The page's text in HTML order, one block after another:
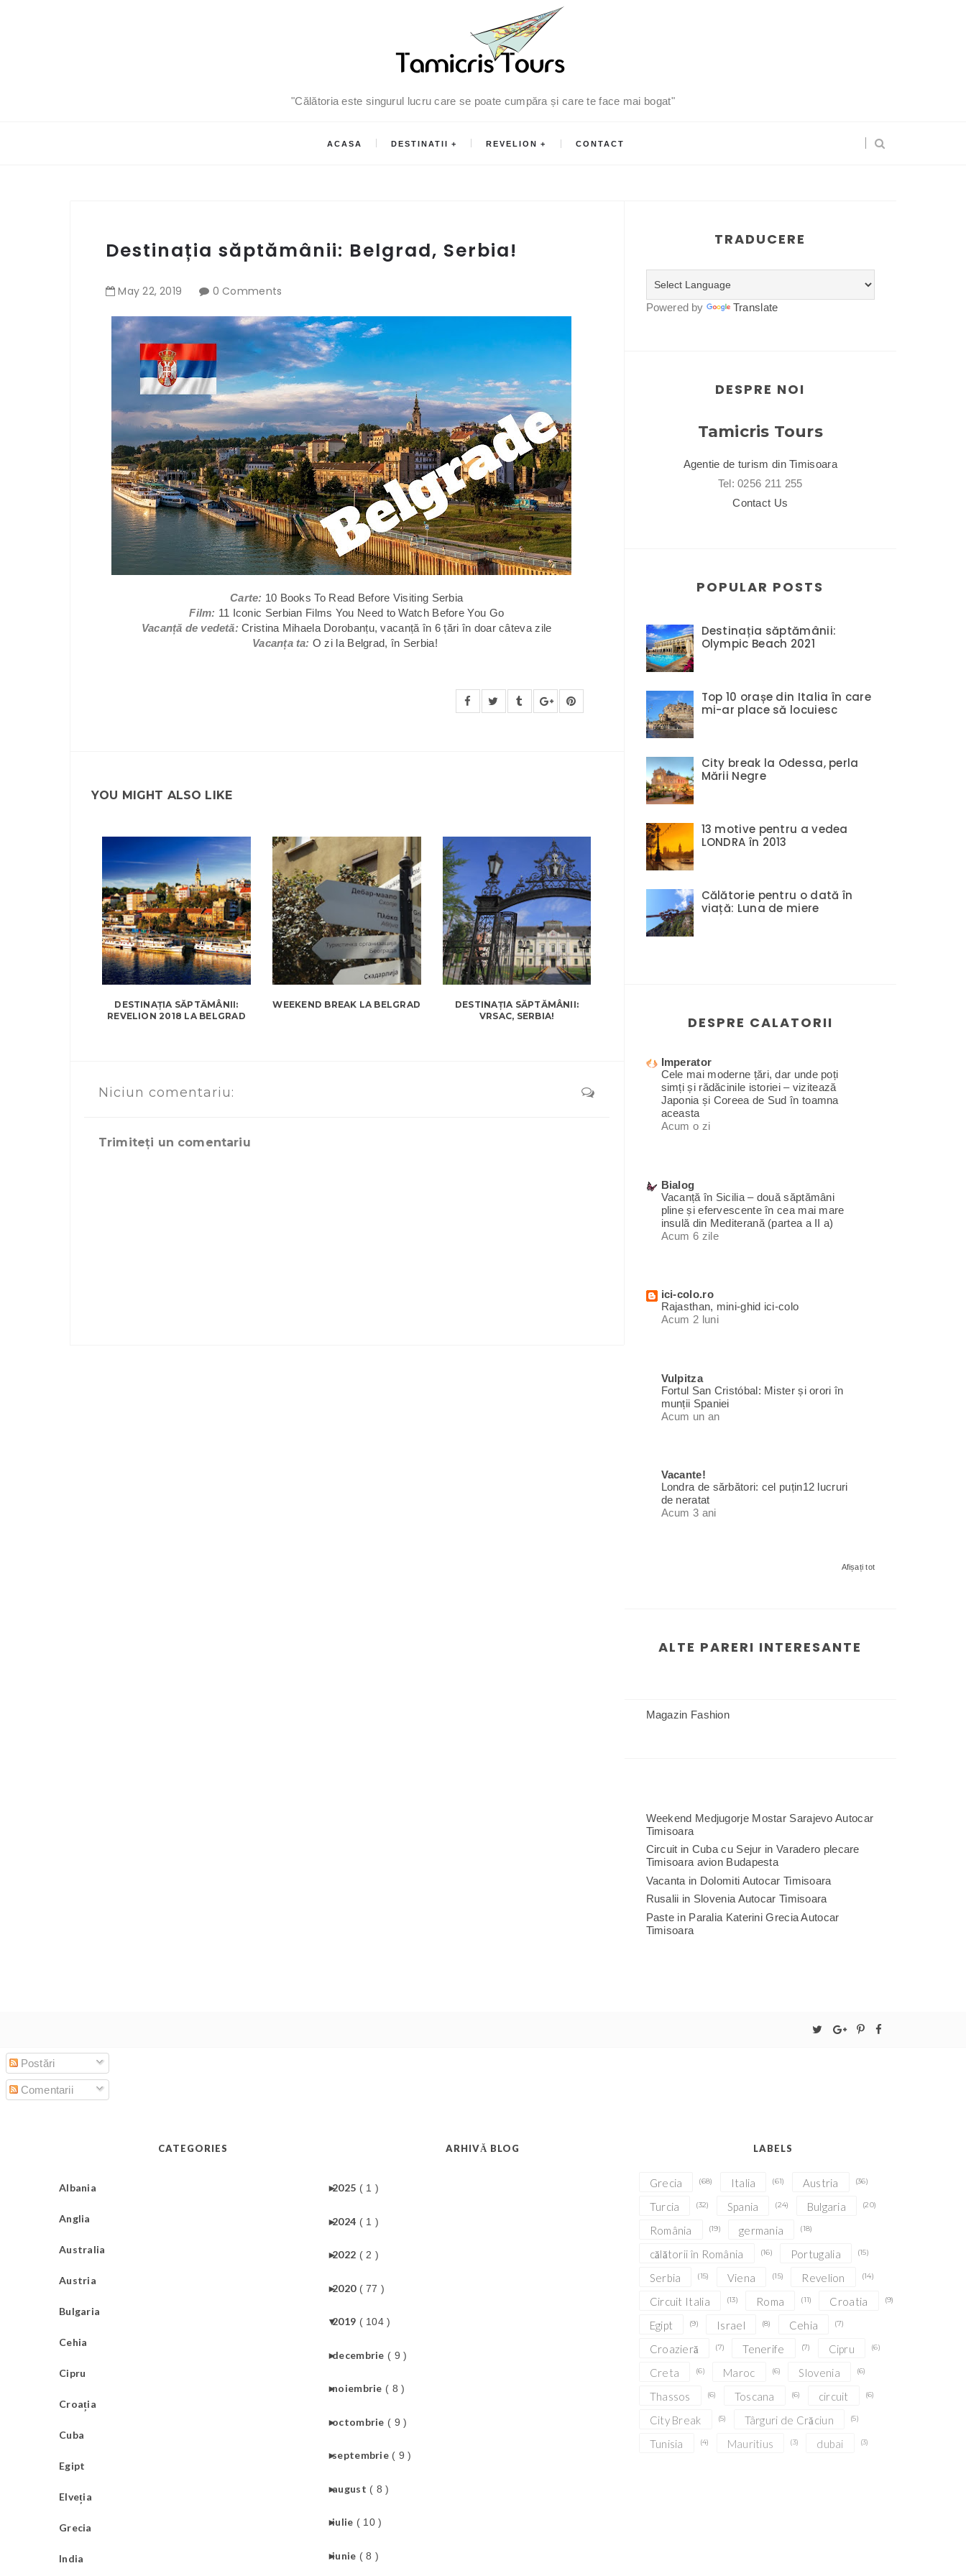
"Călătoria este singurul lucru care se poate cumpăra și care te face mai bogat"
ACASA DESTINATII REVELION CONTACT
Destinația săptămânii: Belgrad, Serbia!
May 22,2019 0 Comments
Carte: 10 Books To Read Before Visiting Serbia
Film: 11 Iconic Serbian Films You Need to Watch Before You Go
Vacanță de vedetă: Cristina Mihaela Dorobanțu, vacanță în 6 țări în doar câteva zile
Vacanța ta: O zi la Belgrad, în Serbia!
YOU MIGHT ALSO LIKE
DESTINAȚIA SĂPTĂMÂNII:
REVELION 2018 LA BELGRAD
WEEKEND BREAK LA BELGRAD
DESTINAȚIA SĂPTĂMÂNII:
VRSAC, SERBIA!
Niciun comentariu:
Trimiteți un comentariu
TRADUCERE
Powered by Translate
DESPRE NOI
Tamicris Tours
Agentie de turism din Timisoara
Tel: 0256 211 255
Contact Us
POPULAR POSTS
Destinația săptămânii:
Olympic Beach 2021
Top 10 orașe din Italia în care
mi-ar place să locuiesc
City break la Odessa, perla
Mării Negre
13 motive pentru a vedea
LONDRA în 2013
Călătorie pentru o dată în
viață: Luna de miere
DESPRE CALATORII
Imperator
Cele mai moderne țări, dar unde poți
simți și rădăcinile istoriei – vizitează
Japonia și Coreea de Sud în toamna
aceasta
Acum o zi
Bialog
Vacanță în Sicilia – două săptămâni
pline și efervescente în cea mai mare
insulă din Mediterană (partea a II a)
Acum 6 zile
ici-colo.ro
Rajasthan, mini-ghid ici-colo
Acum 2 luni
Vulpitza
Fortul San Cristóbal: Mister și orori în
munții Spaniei
Acum un an
Vacante!
Londra de sărbători: cel puțin12 lucruri
de neratat
Acum 3 ani
Afișați tot
ALTE PARERI INTERESANTE
Magazin Fashion
Weekend Medjugorje Mostar Sarajevo Autocar
Timisoara
Circuit in Cuba cu Sejur in Varadero plecare
Timisoara avion Budapesta
Vacanta in Dolomiti Autocar Timisoara
Rusalii in Slovenia Autocar Timisoara
Paste in Paralia Katerini Grecia Autocar
Timisoara
Postări
Comentarii
CATEGORIES
Albania
Anglia
Australia
Austria
Bulgaria
Cehia
Cipru
Croația
Cuba
Egipt
Elveția
Grecia
India
ARHIVĂ BLOG
►
2025 ( 1 )
►
2024 ( 1 )
►
2022 ( 2 )
►
2020 ( 77 )
▼
2019 ( 104 )
►
decembrie ( 9 )
►
noiembrie ( 8 )
►
octombrie ( 9 )
►
septembrie ( 9 )
►
august ( 8 )
►
iulie ( 10 )
►
iunie ( 8 )
LABELS
Grecia (68) Italia (61) Austria (36)
Turcia (32) Spania (24) Bulgaria (20)
România (19) germania (18)
călătorii în România (16) Portugalia (15)
Serbia (15) Viena (15) Revelion (14)
Circuit Italia (13) Roma (11) Croatia (9)
Egipt (9) Israel (8) Cehia (7)
Croazieră (7) Tenerife (7) Cipru (6)
Creta (6) Maroc (6) Slovenia (6)
Thassos (6) Toscana (6) circuit (6)
City Break (5) Târguri de Crăciun (5)
Tunisia (4) Mauritius (3) dubai (3)